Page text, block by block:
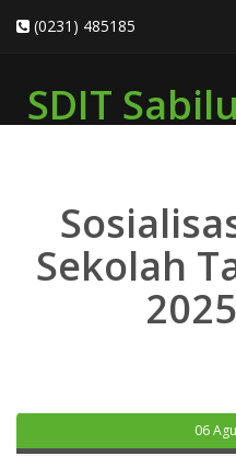
(0231) 485185
SDIT
Sekolah
06